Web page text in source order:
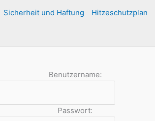
Sicherheit und Haftung Hitzeschutzplan
Benutzername:
Passwort: